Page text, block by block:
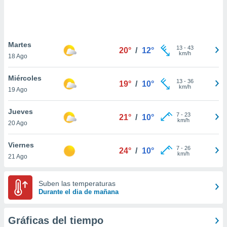
únicos
similares
como
sitio
de
posible
traten tus
en
interés
Para
su
Martes
18 Ago
20° / 12° 13- 43
km/h
Miércoles
19 Ago
19° / 10° 13- 36
km/h
Jueves
20 Ago
21° / 10° 7- 23
km/h
Viernes
21 Ago
24° / 10° 7- 26
km/h
Suben las temperaturas
Durante el dia de mañana
Gráficas del tiempo